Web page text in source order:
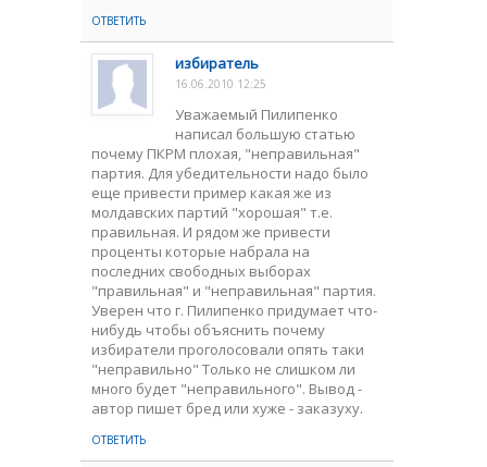
ОТВЕТИТЬ
избиратель
16.06.2010 12:25
Уважаемый Пилипенко
написал большую статью
почему ПКРМ плохая, "неправильная"
партия. Для убедительности надо было
еще привести пример какая же из
молдавских партий "хорошая" т.е.
правильная. И рядом же привести
проценты которые набрала на
последних свободных выборах
"правильная" и "неправильная" партия.
Уверен что г. Пилипенко придумает что-
нибудь чтобы объяснить почему
избиратели проголосовали опять таки
"неправильно" Только не слишком ли
много будет "неправильного". Вывод -
автор пишет бред или хуже - заказуху.
ОТВЕТИТЬ